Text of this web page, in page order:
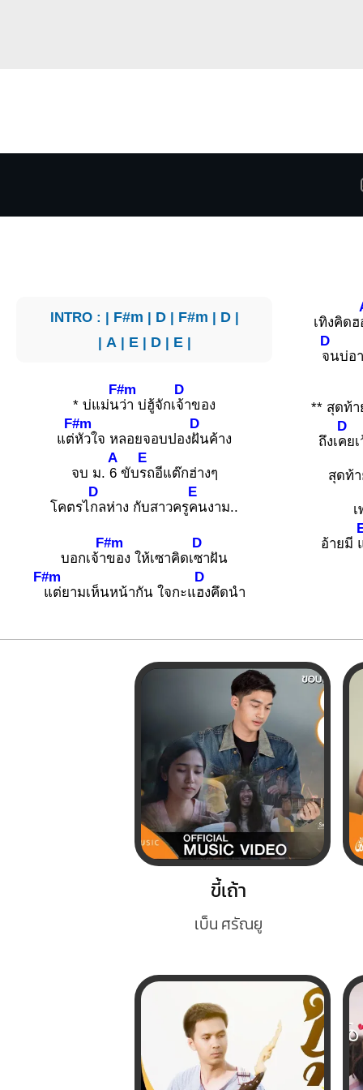
INTRO : | F#m | D| F#m | D|
| A | E| D| E|
* บ่แม่น
F#m
ว่า บ่ฮู้จักเ
D
จ้าของ
แต่
F#m
หัวใจ หลอยจอบปอง
D
ฝันค้าง
จบ ม.
A
6 ขับ
E
รถอีแต๊กฮ่างๆ
โคตรไ
D
กลห่าง กับสาวครู
E
คนงาม..
บอกเจ้า
F#m
ของ ให้เซาคิดเ
D
ซาฝัน
F#m
แต่ยามเห็นหน้ากัน ใจกะแ
D
ฮงคึดนำ
เทิงคิดฮ
D
จนบ่อ
** สุดท้า
ถึงเ
D
คย
สุดท้
อ้ายมี
ขี้เถ้า
เบ็น ศรัณยู